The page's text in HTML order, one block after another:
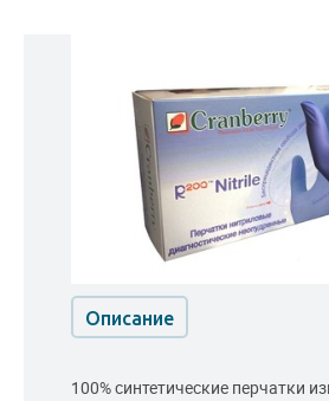
Описание
100% синтетические перчатки